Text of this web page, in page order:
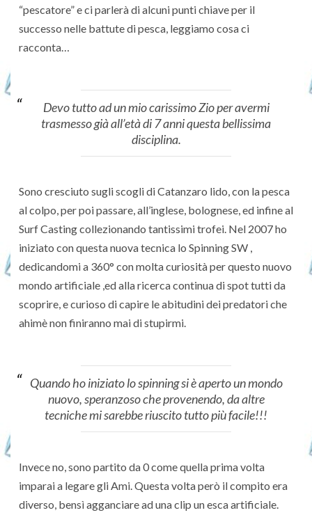
“pescatore” e ci parlerà di alcuni punti chiave per il
successo nelle battute di pesca, leggiamo cosa ci
racconta…
Devo tutto ad un mio carissimo Zio per avermi
trasmesso già all’età di 7 anni questa bellissima
disciplina.
Sono cresciuto sugli scogli di Catanzaro lido, con la pesca
al colpo, per poi passare, all’inglese, bolognese, ed infine al
Surf Casting collezionando tantissimi trofei. Nel 2007 ho
iniziato con questa nuova tecnica lo Spinning SW ,
dedicandomi a 360° con molta curiosità per questo nuovo
mondo artificiale ,ed alla ricerca continua di spot tutti da
scoprire, e curioso di capire le abitudini dei predatori che
ahimè non finiranno mai di stupirmi.
Quando ho iniziato lo spinning si è aperto un mondo
nuovo, speranzoso che provenendo, da altre
tecniche mi sarebbe riuscito tutto più facile!!!
Invece no, sono partito da 0 come quella prima volta
imparai a legare gli Ami. Questa volta però il compito era
diverso, bensì agganciare ad una clip un esca artificiale.